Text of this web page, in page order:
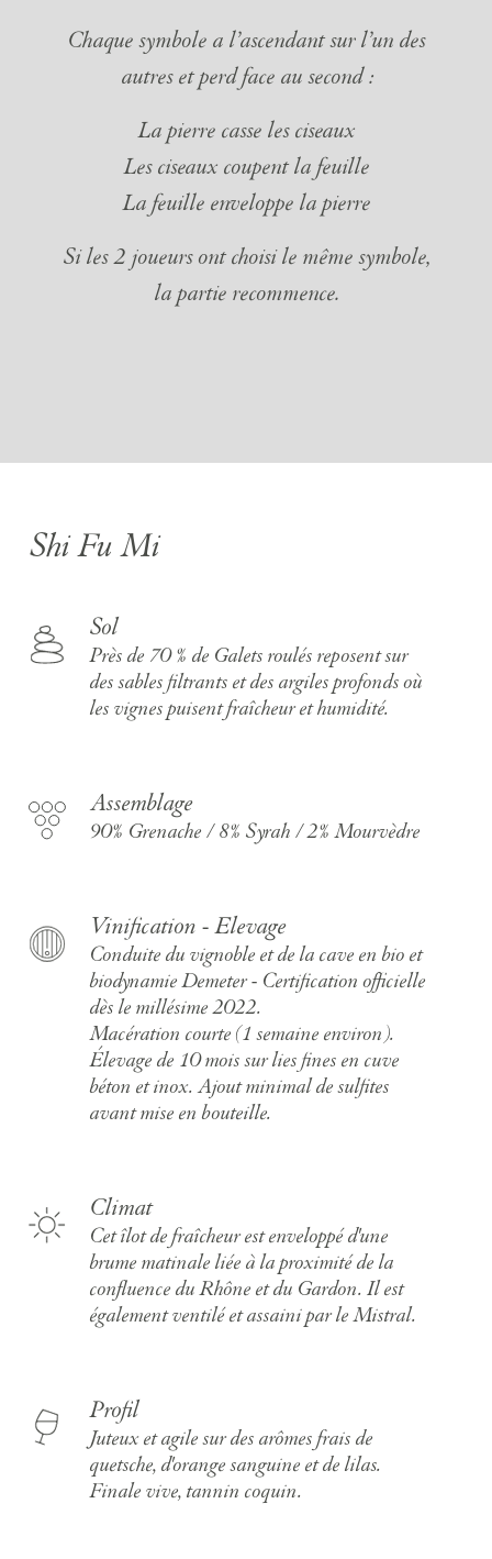
Chaque symbole a l’ascendant sur l’un des
autres et perd face au second :
La pierre casse les ciseaux
Les ciseaux coupent la feuille
La feuille enveloppe la pierre
Si les 2 joueurs ont choisi le même symbole,
la partie recommence.
Shi Fu Mi
Sol
Près de 70 % de Galets roulés reposent sur
des sables filtrants et des argiles profonds où
les vignes puisent fraîcheur et humidité.
Assemblage
90% Grenache / 8% Syrah / 2% Mourvèdre
Vinification - Elevage
Conduite du vignoble et de la cave en bio et
biodynamie Demeter - Certification officielle
dès le millésime 2022.
Macération courte (1 semaine environ).
Élevage de 10 mois sur lies fines en cuve
béton et inox. Ajout minimal de sulfites
avant mise en bouteille.
Climat
Cet îlot de fraîcheur est enveloppé d'une
brume matinale liée à la proximité de la
confluence du Rhône et du Gardon. Il est
également ventilé et assaini par le Mistral.
Profil
Juteux et agile sur des arômes frais de
quetsche, d'orange sanguine et de lilas.
Finale vive, tannin coquin.